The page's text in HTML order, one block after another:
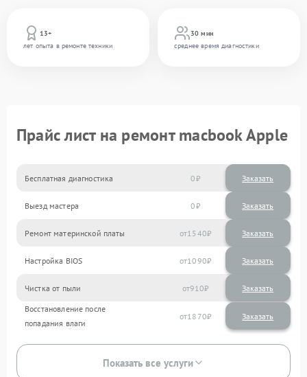
13+
лет опыта в ремонте техники
30 мин
среднее время диагностики
Прайс лист на ремонт macbook Apple
Бесплатная диагностика 0 Заказать
Выезд мастера 0 Заказать
Ремонт материнской платы 1540
Настройка BIOS 1090
Чистка от пыли 910
Восстановление после
попадания влаги
1870
Показать все услуги